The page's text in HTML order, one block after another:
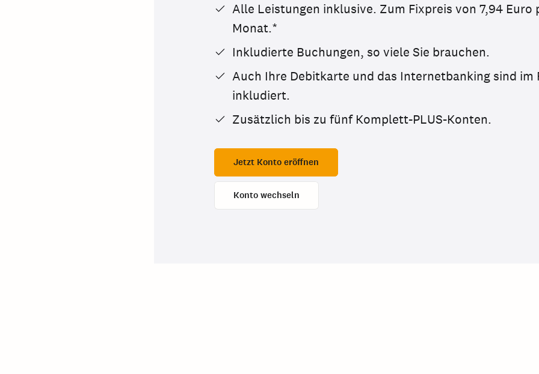
Alle Leistungen inklusive. Zum Fixpreis von 7,94 Euro
Monat.*
Inkludierte Buchungen, so viele Sie brauchen.
Auch Ihre Debitkarte und das Internetbanking sind im
inkludiert.
Zusätzlich bis zu fünf Komplett-PLUS-Konten.
Jetzt Konto eröffnen
Konto wechseln